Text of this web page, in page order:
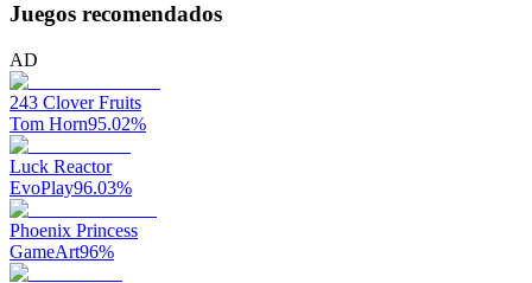
Juegos recomendados
AD
243 Clover Fruits
Tom Horn95.02%
Luck Reactor
EvoPlay96.03%
Phoenix Princess
GameArt96%